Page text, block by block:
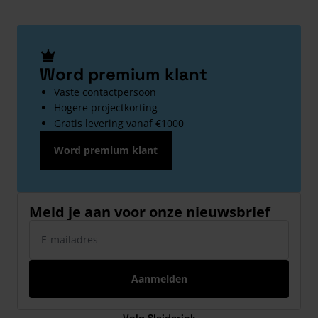
Word premium klant
Vaste contactpersoon
Hogere projectkorting
Gratis levering vanaf €1000
Word premium klant
Meld je aan voor onze nieuwsbrief
Aanmelden